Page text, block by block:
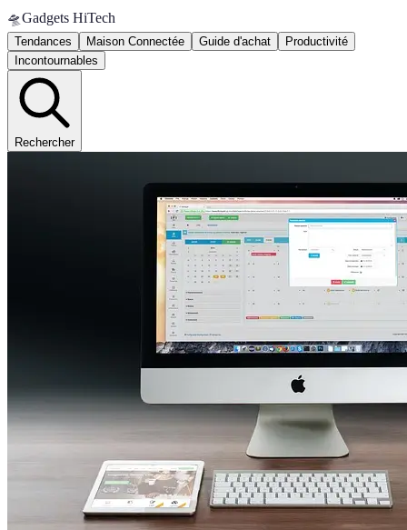
🛸Gadgets HiTech
Tendances Maison Connectée Guide d'achat
Productivité
Incontournables
Rechercher